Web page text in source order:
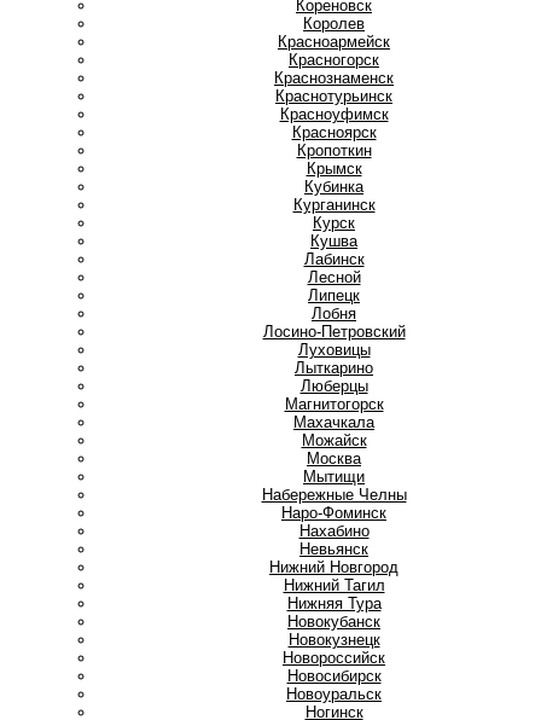
Кореновск
Королев
Красноармейск
Красногорск
Краснознаменск
Краснотурьинск
Красноуфимск
Красноярск
Кропоткин
Крымск
Кубинка
Курганинск
Курск
Кушва
Лабинск
Лесной
Липецк
Лобня
Лосино-Петровский
Луховицы
Лыткарино
Люберцы
Магнитогорск
Махачкала
Можайск
Москва
Мытищи
Набережные Челны
Наро-Фоминск
Нахабино
Невьянск
Нижний Новгород
Нижний Тагил
Нижняя Тура
Новокубанск
Новокузнецк
Новороссийск
Новосибирск
Новоуральск
Ногинск